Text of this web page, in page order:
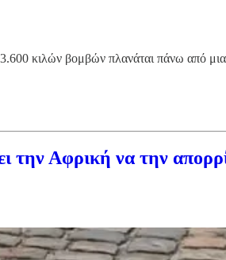
κιλών βομβών πλανάται πάνω από
να την